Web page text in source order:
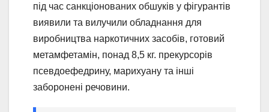
під час санкціонованих обшуків у фігурантів
виявили та вилучили обладнання для
виробництва наркотичних засобів, готовий
метамфетамін, понад 8,5 кг. прекурсорів
псевдоефедрину, марихуану та інші
заборонені речовини.